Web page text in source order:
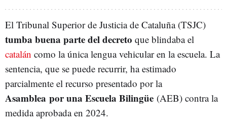
El Tribunal Superior de Justicia de Cataluña (TSJC)
tumba buena parte del decreto que blindaba el
catalán como la única lengua vehicular en la escuela. La
sentencia, que se puede recurrir, ha estimado
parcialmente el recurso presentado por la
Asamblea por una Escuela Bilingüe (AEB) contra la
medida aprobada en 2024.